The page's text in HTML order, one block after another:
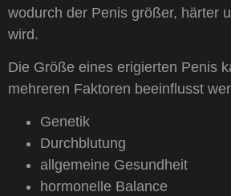
wodurch der Penis größer, härter
wird.
Die Größe eines erigierten Penis
mehreren Faktoren beeinflusst
Genetik
Durchblutung
allgemeine Gesundheit
hormonelle Balance